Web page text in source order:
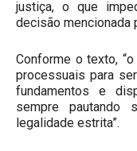
justiça, o que
decisão mencionada
Conforme o texto,
processuais para
fundamentos e
sempre pautando
legalidade estrita”.